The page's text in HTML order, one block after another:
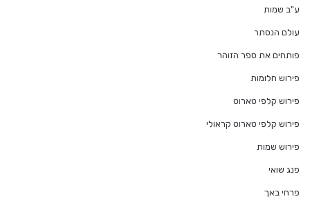
ע"ב שמות
עולם הנסתר
פותחים את ספר הזוהר
פירוש חלומות
פירוש קלפי טארוט
פירוש קלפי טארוט קראולי
פירוש שמות
פנג שואי
פרחי באך